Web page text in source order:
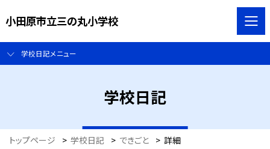
小田原市立三の丸小学校
学校日記メニュー
学校日記
トップページ > 学校日記 > できごと > 詳細